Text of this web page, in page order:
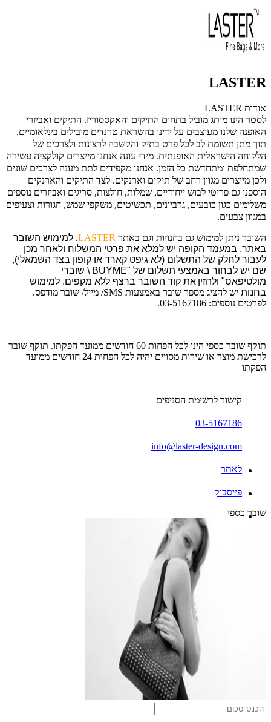
LASTER
אודות LASTER
לסטר הינו מותג מוביל בתחום התיקים והאקססוריז. התיקים ואביזרי
האופנה שלנו מעוצבים על ידינו בהשראת טרנדים מובילים בינלאומיים,
תוך מתן תשומת לב לכל פרט בתיק והקשבה לרצונות ולצרכים של
הלקוחה הישראלית האופנתית. מידי עונה אנחנו מייצרים קולקציה עשירה
שמתחלפת ומתחדשת כל הזמן. אנחנו מקפידים לתת מענה לצרכים שונים
ולכן מייצרים מגוון רחב של תיקים וארנקים. לצד התיקים והארנקים
הוספנו גם פריטי לבוש ייחודיים, שמלות, חולצות, סריגים ואביזרים נוספים
משלימים כגון כובעים, גרביונים, תכשיטים, משקפי שמש, חגורות וצעיפים
במגוון צבעים.
השובר ניתן למימוש גם בחנויות וגם באתר LASTER
. למימוש השובר
באתר, במעמד הקופה יש למלא את פרטי המשלוח ולאחר מכן
לעבור לחלק של התשלום (לא גיפט קארד או קופון בצד השמאלי),
שם יש לבחור באמצעי תשלום של "
BUYME \ שוברי
מולטיפאס" ולהזין את קוד השובר ברצף ללא מקפים. למימוש
בחנות
יש להציג מספר שובר באמצעות SMS/ מייל/ שובר מודפס.
לפרטים נוספים: 03-5167186.
תוקף שובר כספי הינו לכל הפחות 60 חודשים ממועד הפקתו. תוקף שובר
לרכישת מוצר או שירות מסויים יהיה לכל הפחות 24 חודשים ממועד
הפקתו
קישור לרשימת הסניפים
03-5167186
info@laster-design.com
לאתר
פייסבוק
שובר כספי